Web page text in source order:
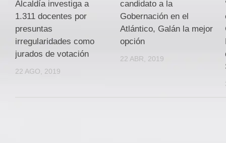
Alcaldía investiga a
1.311 docentes por
presuntas
irregularidades como
jurados de votación
22 AGO, 2019
candidato a la
Gobernación en el
Atlántico, Galán la mejor
opción
22 ABR, 2019